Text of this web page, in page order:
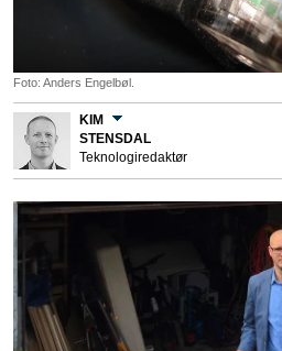
Foto: Anders Engelbøl.
KIM
STENSDAL
Teknologiredaktør